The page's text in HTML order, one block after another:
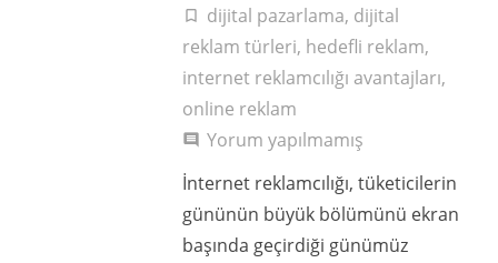
turned_in_not dijital pazarlama, dijital
reklam türleri, hedefli reklam,
internet reklamcılığı avantajları,
online reklam
comment
Yorum yapılmamış
İnternet reklamcılığı, tüketicilerin
gününün büyük bölümünü ekran
başında geçirdiği günümüz